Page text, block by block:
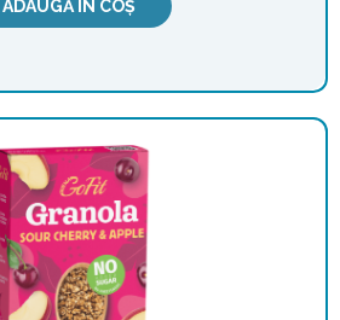
ADAUGĂ ÎN COȘ